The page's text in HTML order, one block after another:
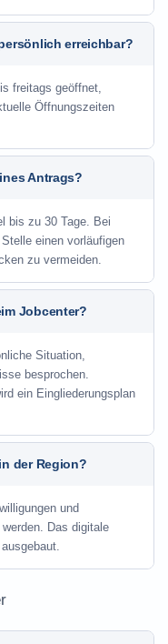
erreichbar?
freitags geöffnet,
Öffnungszeiten
Antrags?
bis zu 30 Tage. Bei
einen vorläufigen
zu vermeiden.
Jobcenter?
Situation,
besprochen.
ein Eingliederungsplan
der Region?
und
Das digitale